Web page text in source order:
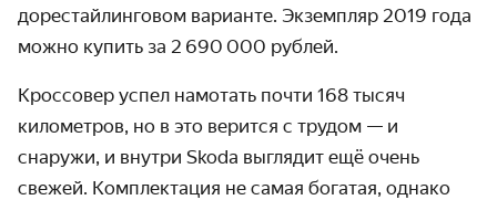
дорестайлинговом варианте. Экземпляр 2019 года
можно купить за 2 690 000 рублей.
Кроссовер успел намотать почти 168 тысяч
километров, но в это верится с трудом — и
снаружи, и внутри Skoda выглядит ещё очень
свежей. Комплектация не самая богатая, однако